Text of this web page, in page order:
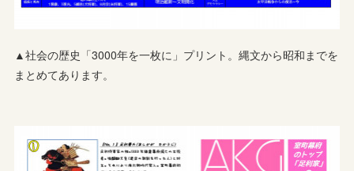
▲社会の歴史「3000年を一枚に」プリント。縄文から昭和までを
まとめてあります。